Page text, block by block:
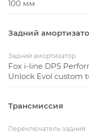
100 мм
Задний
Задний амортизатор
Fox i-line DPS
Unlock Evol custom
Трансмиссия
Переключатель задний